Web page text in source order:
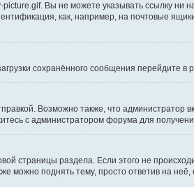
Вы не можете указывать ссылку
как, например, на почтовые
сохранённого сообщения перейдите
Возможно также, что администратор
с администратором форума для
страницы раздела. Если этого не
поднять тему, просто ответив на